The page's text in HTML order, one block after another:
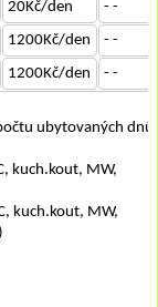
20Kč/den
- -
1200Kč/den
- -
1200Kč/den
- -
ubytovaných dnů
kuch.kout, MW,
kuch.kout, MW,